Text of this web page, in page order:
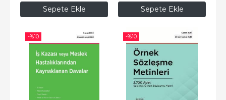
Sepete Ekle Sepete Ekle
-%10 -%10